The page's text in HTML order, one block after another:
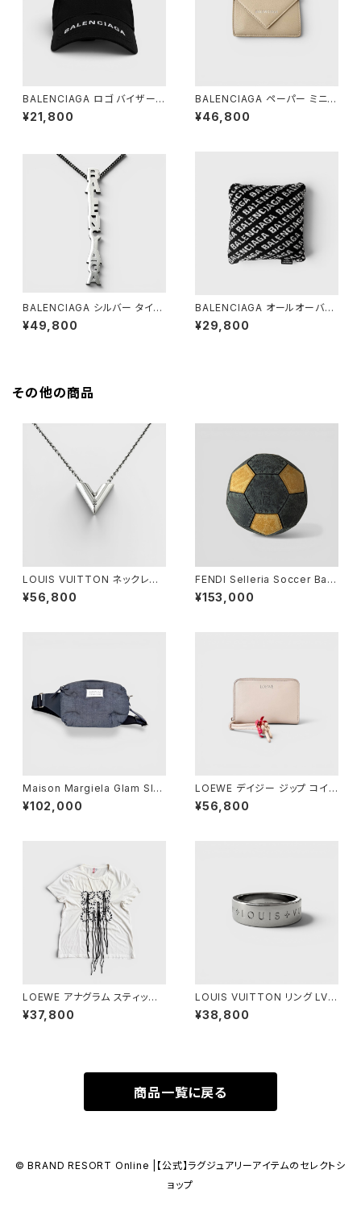
BALENCIAGA ロゴ バイザー
キャップ ブラック L 59
¥21,800
BALENCIAGA ペーパー ミニ
ウォレット ベージュ
¥46,800
BALENCIAGA シルバー タイポ
ネックレス
¥49,800
BALENCIAGA オールオーバー
ロゴ クッション ブラック
¥29,800
その他の商品
LOUIS VUITTON ネックレス
エセンシャル V シルバー
¥56,800
FENDI Selleria Soccer Ball
11/23 Leather Gray Yellow
¥153,000
Maison Margiela Glam Sla
m Sport Body Bag Denim
Navy
¥102,000
LOEWE デイジー ジップ コイン
パース ピンク
¥56,800
LOEWE アナグラム スティッチ
Tシャツ ホワイト M
¥37,800
LOUIS VUITTON リング LV
モザイク L
¥38,800
商品一覧に戻る
© BRAND RESORT Online |【公式】ラグジュアリーアイテムのセレクトシ
ョップ